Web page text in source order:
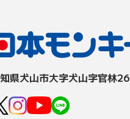
県⽝⼭市⼤字⽝⼭字官林26